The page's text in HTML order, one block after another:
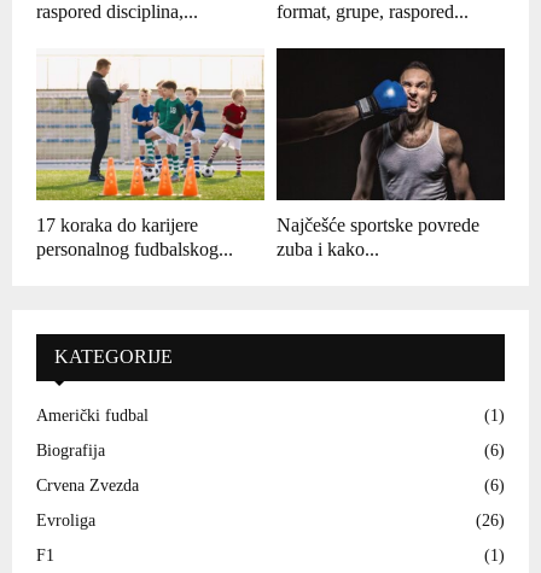
raspored disciplina,...
format, grupe, raspored...
17 koraka do karijere
personalnog fudbalskog...
Najčešće sportske povrede
zuba i kako...
KATEGORIJE
Američki fudbal
(1)
Biografija
(6)
Crvena Zvezda
(6)
Evroliga
(26)
F1
(1)